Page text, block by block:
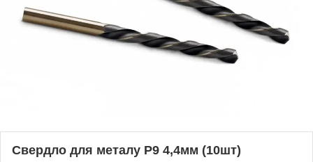
Свердло для металу Р9 4,4мм (10шт)